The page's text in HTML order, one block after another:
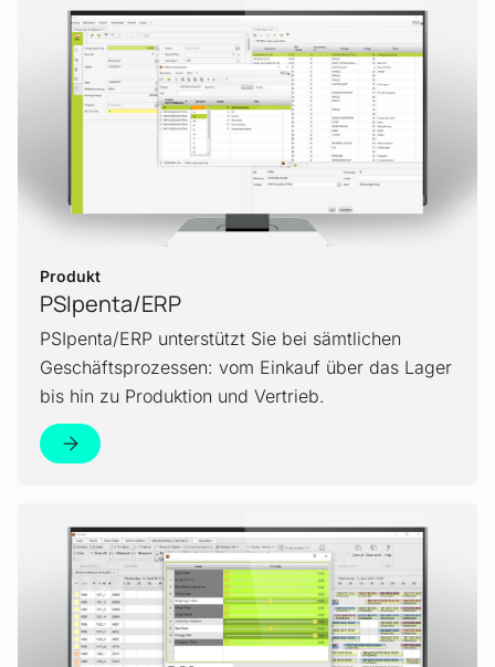
Produkt
PSIpenta/ERP
PSIpenta/ERP unterstützt Sie bei sämtlichen
Geschäftsprozessen: vom Einkauf über das Lager
bis hin zu Produktion und Vertrieb.